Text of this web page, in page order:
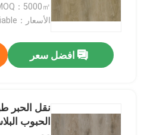
Factory Tour
Contact Us
：5000㎡
الأسعار：negotiable
افضل سعر
نقل الحبر